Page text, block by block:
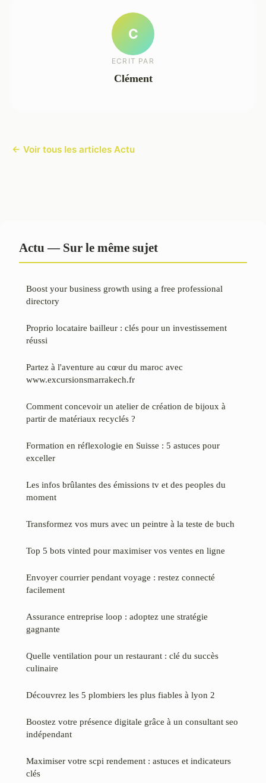
C
ECRIT PAR
Clément
← Voir tous les articles Actu
Actu — Sur le même sujet
Boost your business growth using a free professional
directory
Proprio locataire bailleur : clés pour un investissement
réussi
Partez à l'aventure au cœur du maroc avec
www.excursionsmarrakech.fr
Comment concevoir un atelier de création de bijoux à
partir de matériaux recyclés ?
Formation en réflexologie en Suisse : 5 astuces pour
exceller
Les infos brûlantes des émissions tv et des peoples du
moment
Transformez vos murs avec un peintre à la teste de buch
Top 5 bots vinted pour maximiser vos ventes en ligne
Envoyer courrier pendant voyage : restez connecté
facilement
Assurance entreprise loop : adoptez une stratégie
gagnante
Quelle ventilation pour un restaurant : clé du succès
culinaire
Découvrez les 5 plombiers les plus fiables à lyon 2
Boostez votre présence digitale grâce à un consultant seo
indépendant
Maximiser votre scpi rendement : astuces et indicateurs
clés